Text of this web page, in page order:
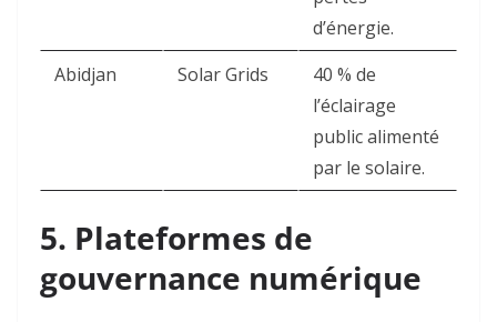
d’énergie.
Abidjan
Solar Grids
40 % de
l’éclairage
public alimenté
par le solaire.
5. Plateformes de
gouvernance numérique